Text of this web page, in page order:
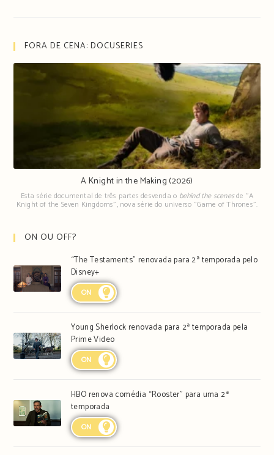
FORA DE CENA: DOCUSERIES
A Knight in the Making (2026)
Esta série documental de três partes desvenda o behind the scenesde "A
Knight of the Seven Kingdoms", nova série do universo "Game of Thrones".
ON OU OFF?
“The Testaments” renovada para 2ª temporada pelo
Disney+
ON
Young Sherlock renovada para 2ª temporada pela
Prime Video
ON
HBO renova comédia “Rooster” para uma 2ª
temporada
ON